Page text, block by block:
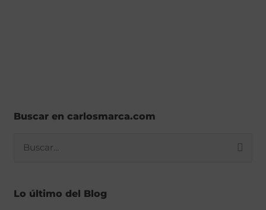
Buscar en carlosmarca.com
Lo último del Blog